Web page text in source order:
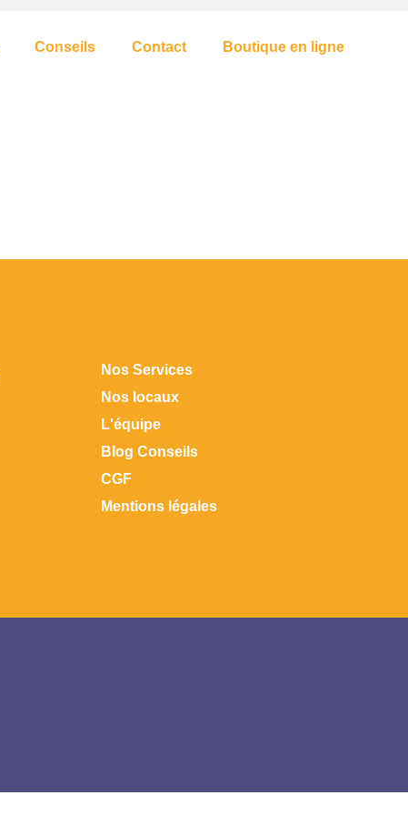
Conseils Contact Boutique en ligne
Nos Services
Nos locaux
L'équipe
Blog Conseils
CGF
Mentions légales